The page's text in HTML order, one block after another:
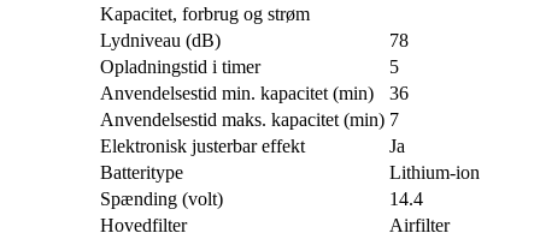
Kapacitet, forbrug og strøm
Lydniveau (dB)
78
Opladningstid i timer
5
Anvendelsestid min. kapacitet (min)
36
Anvendelsestid maks. kapacitet (min) 7
Elektronisk justerbar effekt
Ja
Batteritype
Lithium-ion
Spænding (volt)
14.4
Hovedfilter
Airfilter